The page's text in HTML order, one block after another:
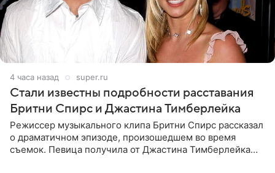
4 часа назад super.ru
Стали известны подробности расставания
Бритни Спирс и Джастина Тимберлейка
Режиссер музыкального клипа Бритни Спирс рассказал
о драматичном эпизоде, произошедшем во время
съемок. Певица получила от Джастина Тимберлейка